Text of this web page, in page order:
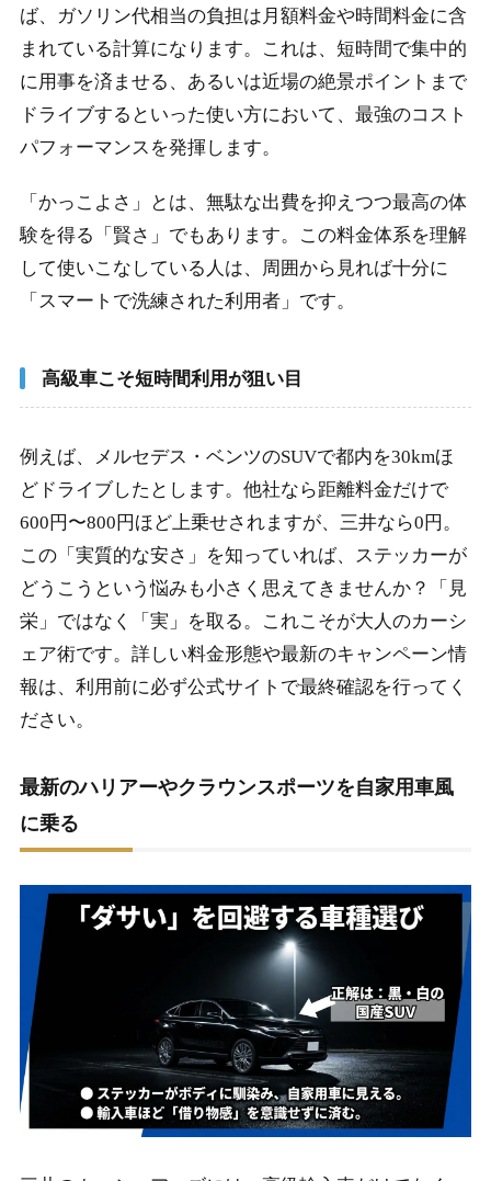
ば、ガソリン代相当の負担は月額料金や時間料金に含
まれている計算になります。これは、短時間で集中的
に用事を済ませる、あるいは近場の絶景ポイントまで
ドライブするといった使い方において、最強のコスト
パフォーマンスを発揮します。
「かっこよさ」とは、無駄な出費を抑えつつ最高の体
験を得る「賢さ」でもあります。この料金体系を理解
して使いこなしている人は、周囲から見れば十分に
「スマートで洗練された利用者」です。
高級車こそ短時間利用が狙い目
例えば、メルセデス・ベンツのSUVで都内を30kmほ
どドライブしたとします。他社なら距離料金だけで
600円〜800円ほど上乗せされますが、三井なら0円。
この「実質的な安さ」を知っていれば、ステッカーが
どうこうという悩みも小さく思えてきませんか？「見
栄」ではなく「実」を取る。これこそが大人のカーシ
ェア術です。詳しい料金形態や最新のキャンペーン情
報は、利用前に必ず公式サイトで最終確認を行ってく
ださい。
最新のハリアーやクラウンスポーツを自家用車風
に乗る